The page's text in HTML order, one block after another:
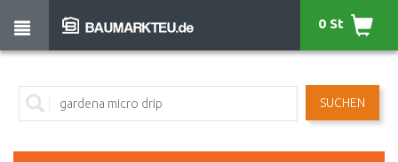
SUCHEN
0 St